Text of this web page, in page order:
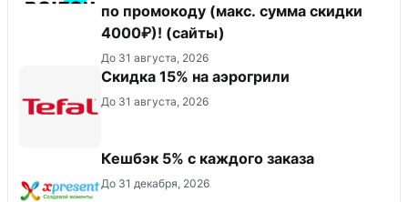
по промокоду (макс. сумма скидки
4000₽)! (сайты)
До 31 августа, 2026
Скидка 15% на аэрогрили
До 31 августа, 2026
Кешбэк 5% с каждого заказа
До 31 декабря, 2026